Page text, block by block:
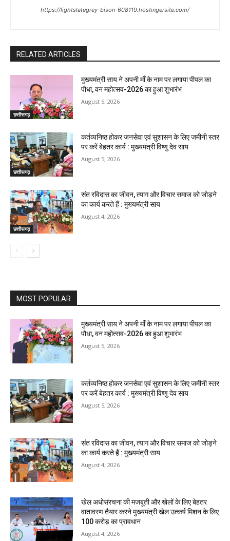
https://lightslategrey-bison-608119.hostingersite.com/
RELATED ARTICLES
छत्तीसगढ़
मुख्यमंत्री साय ने अपनी माँ के नाम पर लगाया पीपल का
पौधा, वन महोत्सव-2026 का हुआ शुभारंभ
August 5, 2026
छत्तीसगढ़
कर्तव्यनिष्ठ होकर जनसेवा एवं सुशासन के लिए जमीनी स्तर
पर करें बेहतर कार्य : मुख्यमंत्री विष्णु देव साय
August 5, 2026
छत्तीसगढ़
संत रविदास का जीवन, त्याग और विचार समाज को जोड़ने
का कार्य करते हैं : मुख्यमंत्री साय
August 4, 2026
MOST POPULAR
मुख्यमंत्री साय ने अपनी माँ के नाम पर लगाया पीपल का
पौधा, वन महोत्सव-2026 का हुआ शुभारंभ
August 5, 2026
कर्तव्यनिष्ठ होकर जनसेवा एवं सुशासन के लिए जमीनी स्तर
पर करें बेहतर कार्य : मुख्यमंत्री विष्णु देव साय
August 5, 2026
संत रविदास का जीवन, त्याग और विचार समाज को जोड़ने
का कार्य करते हैं : मुख्यमंत्री साय
August 4, 2026
खेल अधोसंरचना की मजबूती और खेलों के लिए बेहतर
वातावरण तैयार करने मुख्यमंत्री खेल उत्कर्ष मिशन के लिए
100 करोड़ का प्रावधान
August 4, 2026